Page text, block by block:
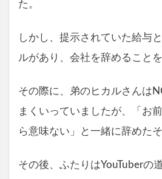
た。
しかし、提示されていた給与
ルがあり、会社を辞めることを
その際に、弟のヒカルさんは
まくいっていましたが、「お
ら意味ない」と一緒に辞めたそ
その後、ふたりはYouTuberの